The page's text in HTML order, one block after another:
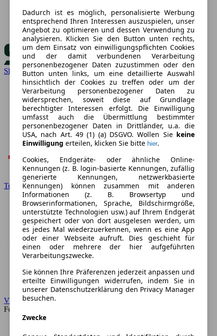
Skoda
Toyota
VW
Forum
Dadurch ist es möglich, personalisierte Werbung
entsprechend Ihren Interessen auszuspielen, unser
Angebot zu optimieren und dessen Verwendung zu
analysieren. Klicken Sie den Button unten rechts,
um dem Einsatz von einwilligungspflichten Cookies
und der damit verbundenen Verarbeitung
personenbezogener Daten zuzustimmen oder den
Button unten links, um eine detaillierte Auswahl
hinsichtlich der Cookies zu treffen oder um der
Verarbeitung personenbezogener Daten zu
widersprechen, soweit diese auf Grundlage
berechtigter Interessen erfolgt. Die Einwilligung
umfasst auch die Übermittlung bestimmter
personenbezogener Daten in Drittländer, u.a. die
USA, nach Art. 49 (1) (a) DSGVO. Wollen Sie keine
Einwilligung erteilen, klicken Sie bitte hier.
Cookies, Endgeräte- oder ähnliche Online-
Kennungen (z. B. login-basierte Kennungen, zufällig
generierte Kennungen, netzwerkbasierte
Kennungen) können zusammen mit anderen
Informationen (z. B. Browsertyp und
Browserinformationen, Sprache, Bildschirmgröße,
unterstützte Technologien usw.) auf Ihrem Endgerät
gespeichert oder von dort ausgelesen werden, um
es jedes Mal wiederzuerkennen, wenn es eine App
oder einer Webseite aufruft. Dies geschieht für
einen oder mehrere der hier aufgeführten
Verarbeitungszwecke.
Sie können Ihre Präferenzen jederzeit anpassen und
erteilte Einwilligungen widerrufen, indem Sie in
unserer Datenschutzerklärung den Privacy Manager
besuchen.
Zwecke